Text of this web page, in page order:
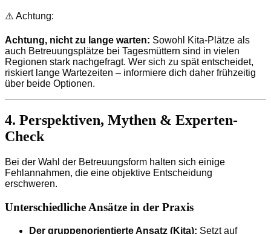
⚠️ Achtung:
Achtung, nicht zu lange warten: Sowohl Kita-Plätze als
auch Betreuungsplätze bei Tagesmüttern sind in vielen
Regionen stark nachgefragt. Wer sich zu spät entscheidet,
riskiert lange Wartezeiten – informiere dich daher frühzeitig
über beide Optionen.
4. Perspektiven, Mythen & Experten-
Check
Bei der Wahl der Betreuungsform halten sich einige
Fehlannahmen, die eine objektive Entscheidung
erschweren.
Unterschiedliche Ansätze in der Praxis
Der gruppenorientierte Ansatz (Kita): Setzt auf